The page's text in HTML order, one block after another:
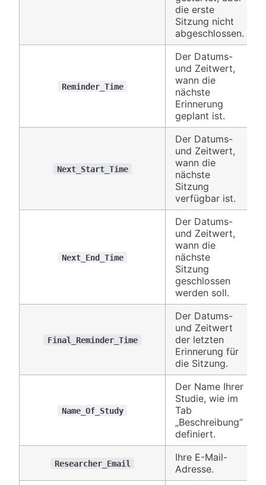
die erste
Sitzung nicht
abgeschlossen.
Reminder_Time
Der Datums-
und Zeitwert,
wann die
nächste
Erinnerung
geplant ist.
Next_Start_Time
Der Datums-
und Zeitwert,
wann die
nächste
Sitzung
verfügbar ist.
Next_End_Time
Der Datums-
und Zeitwert,
wann die
nächste
Sitzung
geschlossen
werden soll.
Final_Reminder_Time
Der Datums-
und Zeitwert
der letzten
Erinnerung für
die Sitzung.
Name_Of_Study
Der Name Ihrer
Studie, wie im
Tab
„Beschreibung“
definiert.
Researcher_Email
Ihre E-Mail-
Adresse.